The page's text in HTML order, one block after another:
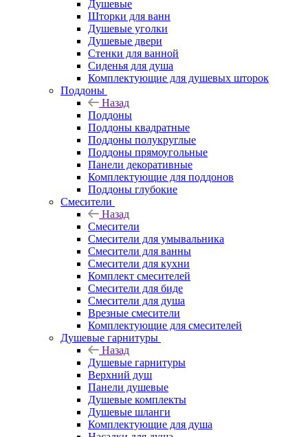
Душевые
Шторки для ванн
Душевые уголки
Душевые двери
Стенки для ванной
Сиденья для душа
Комплектующие для душевых шторок
Поддоны
Назад
Поддоны
Поддоны квадратные
Поддоны полукруглые
Поддоны прямоугольные
Панели декоративные
Комплектующие для поддонов
Поддоны глубокие
Смесители
Назад
Смесители
Смесители для умывальника
Смесители для ванны
Смесители для кухни
Комплект смесителей
Смесители для биде
Смесители для душа
Врезные смесители
Комплектующие для смесителей
Душевые гарнитуры
Назад
Душевые гарнитуры
Верхний душ
Панели душевые
Душевые комплекты
Душевые шланги
Комплектующие для душа